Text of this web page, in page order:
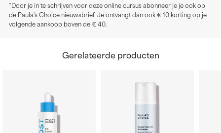
*Door je in te schrijven voor deze online cursus abonneer je je ook op
de Paula's Choice nieuwsbrief. Je ontvangt dan ook € 10 korting op je
volgende aankoop boven de € 40.
Gerelateerde producten